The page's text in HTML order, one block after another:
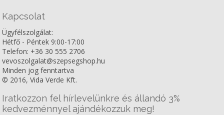
Kapcsolat
Ügyfélszolgálat:
Hétfő - Péntek 9:00-17:00
Telefon: +36 30 555 2706
vevoszolgalat@szepsegshop.hu
Minden jog fenntartva
© 2016, Vida Verde Kft.
Iratkozzon fel hírlevelünkre és állandó 3%
kedvezménnyel ajándékozzuk meg!